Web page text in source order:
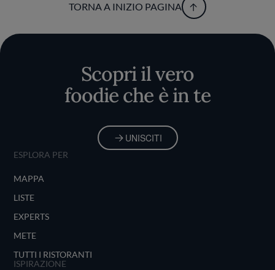
TORNA A INIZIO PAGINA
Scopri il vero
foodie che è in te
UNISCITI
ESPLORA PER
MAPPA
LISTE
EXPERTS
METE
TUTTI I RISTORANTI
ISPIRAZIONE